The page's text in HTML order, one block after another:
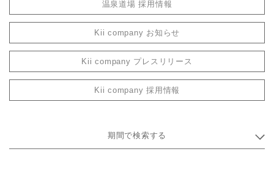
温泉道場 採用情報
Kii company お知らせ
Kii company プレスリリース
Kii company 採用情報
期間で検索する